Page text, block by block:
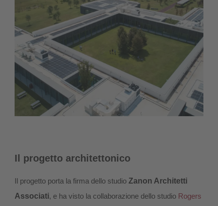
Il progetto architettonico
Il progetto porta la firma dello studio Zanon Architetti
Associati, e ha visto la collaborazione dello studio Rogers